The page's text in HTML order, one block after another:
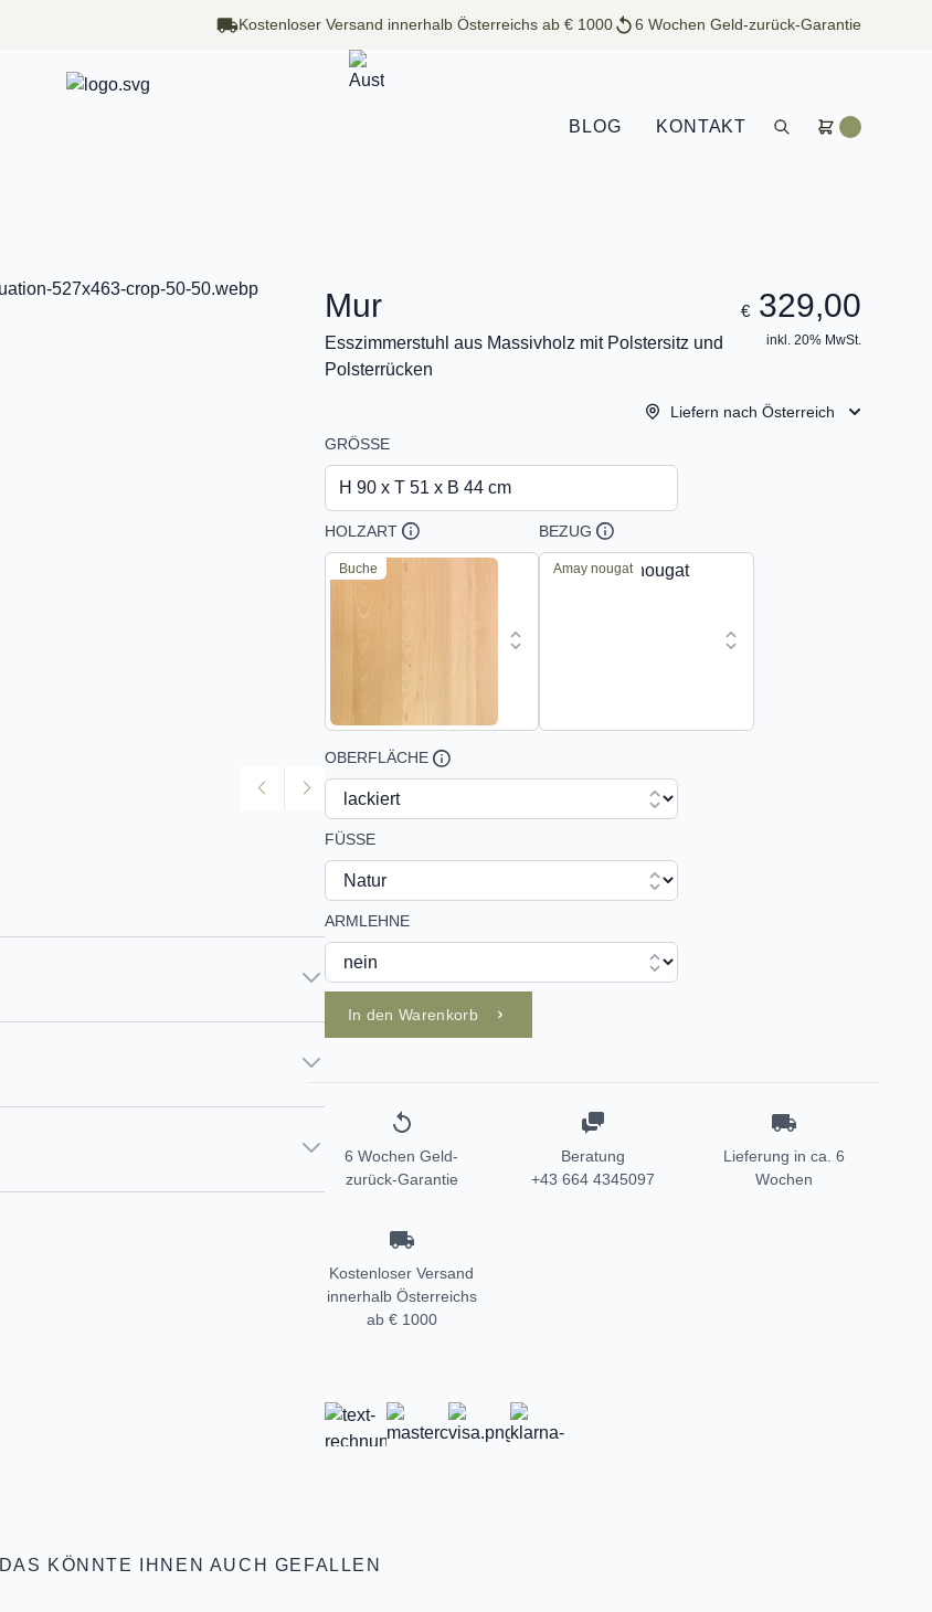
Kostenloser Versand innerhalb Österreichs ab € 1000 6 Wochen Geld-zurück-Garantie
BLOG KONTAKT
Mur
Esszimmerstuhl aus Massivholz mit Polstersitz und
Polsterrücken
€ 329,00
inkl. 20% MwSt.
Liefern nach Österreich
GRÖSSE
H 90 x T 51 x B 44 cm
HOLZART
Buche
BEZUG
Amay nougat
OBERFLÄCHE
FÜSSE
ARMLEHNE
In den Warenkorb
6 Wochen Geld-
zurück-Garantie
Beratung
+43 664 4345097
Lieferung in ca. 6
Wochen
Kostenloser Versand
innerhalb Österreichs
ab € 1000
DAS KÖNNTE IHNEN AUCH GEFALLEN